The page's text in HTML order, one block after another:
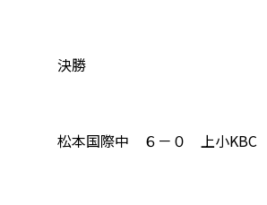
決勝
松本国際中 ６－０ 上小KBC